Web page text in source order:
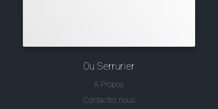
Ou Serrurier
A Propos
Contactez nous